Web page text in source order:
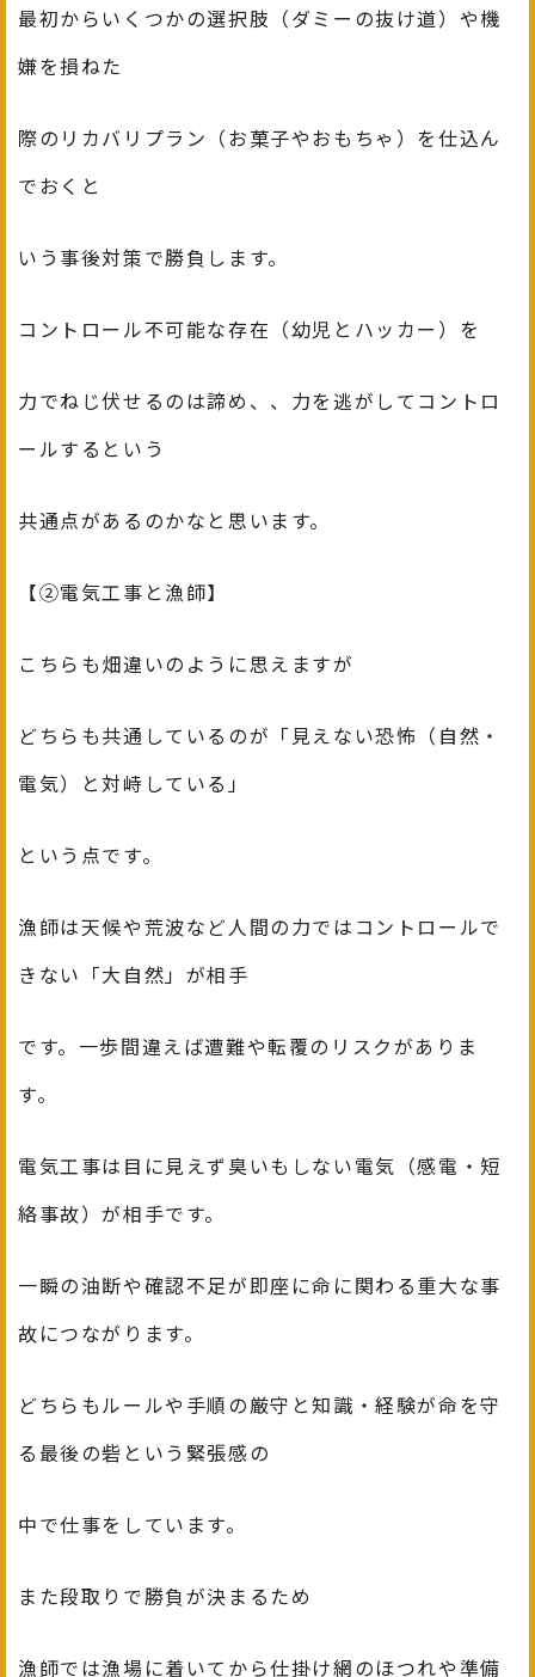
最初からいくつかの選択肢（ダミーの抜け道）や機
嫌を損ねた
際のリカバリプラン（お菓子やおもちゃ）を仕込ん
でおくと
いう事後対策で勝負します。
コントロール不可能な存在（幼児とハッカー）を
力でねじ伏せるのは諦め、、力を逃がしてコントロ
ールするという
共通点があるのかなと思います。
【②電気工事と漁師】
こちらも畑違いのように思えますが
どちらも共通しているのが「見えない恐怖（自然・
電気）と対峙している」
という点です。
漁師は天候や荒波など人間の力ではコントロールで
きない「大自然」が相手
です。一歩間違えば遭難や転覆のリスクがありま
す。
電気工事は目に見えず臭いもしない電気（感電・短
絡事故）が相手です。
一瞬の油断や確認不足が即座に命に関わる重大な事
故につながります。
どちらもルールや手順の厳守と知識・経験が命を守
る最後の砦という緊張感の
中で仕事をしています。
また段取りで勝負が決まるため
漁師では漁場に着いてから仕掛け網のほつれや準備